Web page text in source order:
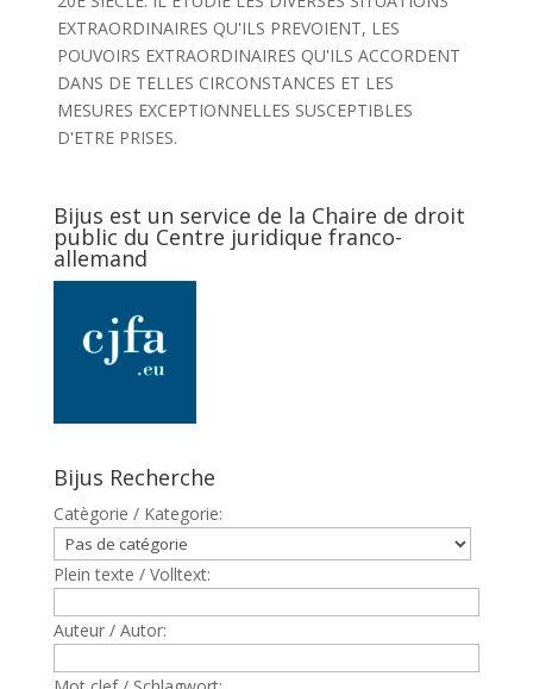
EXTRAORDINAIRES QU'ILS PREVOIENT, LES
POUVOIRS EXTRAORDINAIRES QU'ILS ACCORDENT
DANS DE TELLES CIRCONSTANCES ET LES
MESURES EXCEPTIONNELLES SUSCEPTIBLES
D'ETRE PRISES.
Bijus est un service de la Chaire de droit
public du Centre juridique franco-
allemand
Bijus Recherche
Catègorie / Kategorie:
Plein texte / Volltext:
Auteur / Autor: